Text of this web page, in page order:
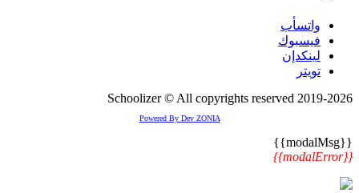
واتسأب
فيسبوك
لينكدإن
تويتر
2019-2026 Schoolizer © All copyrights reserved
Powered By Dev ZONIA
{{modalMsg}}
{{modalError}}